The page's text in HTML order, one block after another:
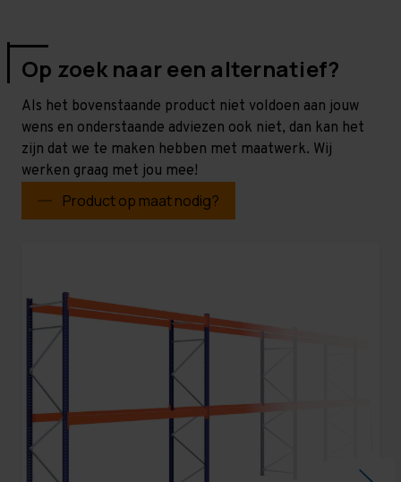
Op zoek naar een alternatief?
Als het bovenstaande product niet voldoen aan jouw
wens en onderstaande adviezen ook niet, dan kan het
zijn dat we te maken hebben met maatwerk. Wij
werken graag met jou mee!
Product op maat nodig?